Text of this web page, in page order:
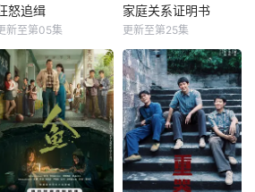
怒追缉
新至第05集
家庭关系证明书
更新至第25集